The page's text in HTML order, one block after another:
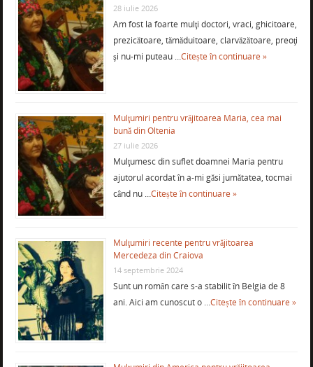
28 iulie 2026
Am fost la foarte mulţi doctori, vraci, ghicitoare,
prezicătoare, tămăduitoare, clarvăzătoare, preoţi
şi nu-mi puteau …Citește în continuare »
Mulţumiri pentru vrăjitoarea Maria, cea mai
bună din Oltenia
27 iulie 2026
Mulţumesc din suflet doamnei Maria pentru
ajutorul acordat în a-mi găsi jumătatea, tocmai
când nu …Citește în continuare »
Mulţumiri recente pentru vrăjitoarea
Mercedeza din Craiova
14 septembrie 2024
Sunt un român care s-a stabilit în Belgia de 8
ani. Aici am cunoscut o …Citește în continuare »